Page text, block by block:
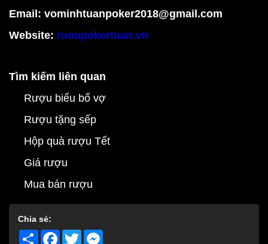
Email: vominhtuanpoker2018@gmail.com
Website: ruoupokertuan.vn
Tìm kiếm liên quan
Rượu biếu bố vợ
Rượu tặng sếp
Hộp quà rượu Tết
Giá rượu
Mua bán rượu
Chia sẻ:
Share Facebook
Twitter